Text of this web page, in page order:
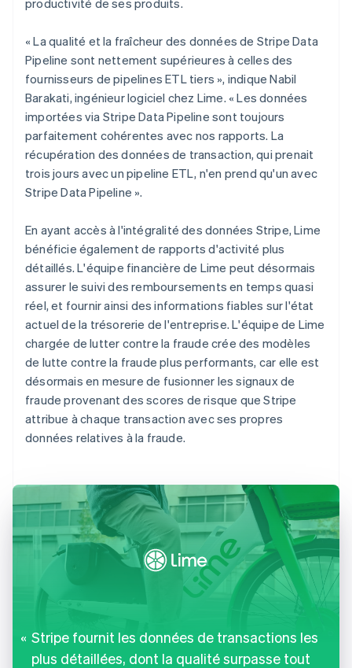
« La qualité et la fraîcheur des données de Stripe Data
Pipeline sont nettement supérieures à celles des
fournisseurs de pipelines ETL tiers », indique Nabil
Barakati, ingénieur logiciel chez Lime. « Les données
importées via Stripe Data Pipeline sont toujours
parfaitement cohérentes avec nos rapports. La
récupération des données de transaction, qui prenait
trois jours avec un pipeline ETL, n'en prend qu'un avec
Stripe Data Pipeline ».
En ayant accès à l'intégralité des données Stripe, Lime
bénéficie également de rapports d'activité plus
détaillés. L'équipe financière de Lime peut désormais
assurer le suivi des remboursements en temps quasi
réel, et fournir ainsi des informations fiables sur l'état
actuel de la trésorerie de l'entreprise. L'équipe de Lime
chargée de lutter contre la fraude crée des modèles
de lutte contre la fraude plus performants, car elle est
désormais en mesure de fusionner les signaux de
fraude provenant des scores de risque que Stripe
attribue à chaque transaction avec ses propres
données relatives à la fraude.
Stripe fournit les données de transactions les
plus détaillées, dont la qualité surpasse tout